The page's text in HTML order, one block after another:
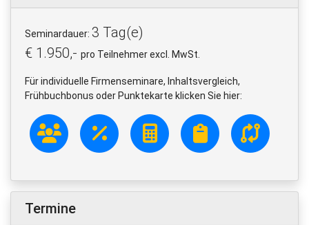
Seminardauer: 3 Tag(e)
€ 1.950,- pro Teilnehmer excl. MwSt.
Für individuelle Firmenseminare, Inhaltsvergleich,
Frühbuchbonus oder Punktekarte klicken Sie hier:
Termine